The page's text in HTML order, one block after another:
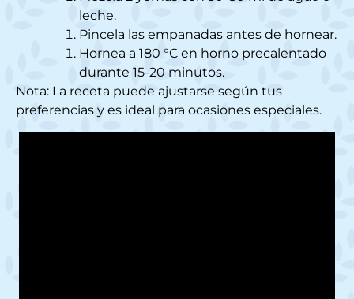
leche.
Pincela las empanadas antes de hornear.
Hornea a 180 °C en horno precalentado
durante 15-20 minutos.
Nota: La receta puede ajustarse según tus
preferencias y es ideal para ocasiones especiales.